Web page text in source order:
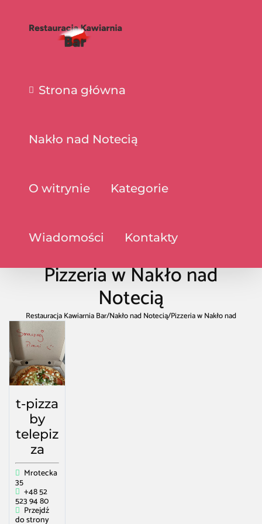
Strona główna
Nakło nad Notecią
O witrynie Kategorie
Wiadomości Kontakty
Pizzeria w Nakło nad
Notecią
Restauracja Kawiarnia Bar/Nakło nad Notecią/Pizzeria w Nakło nad
t-pizza
by
telepiz
za
Mrotecka
35
+48 52
523 94 80
Przejdź
do strony